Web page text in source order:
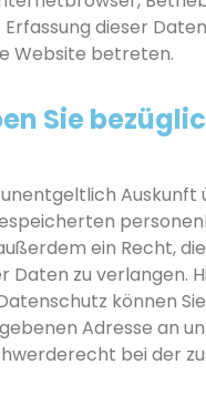
dieser
Website betreten.
Sie
Auskunft
ein Recht,
Daten zu verlangen.
können
Adresse an
bei der